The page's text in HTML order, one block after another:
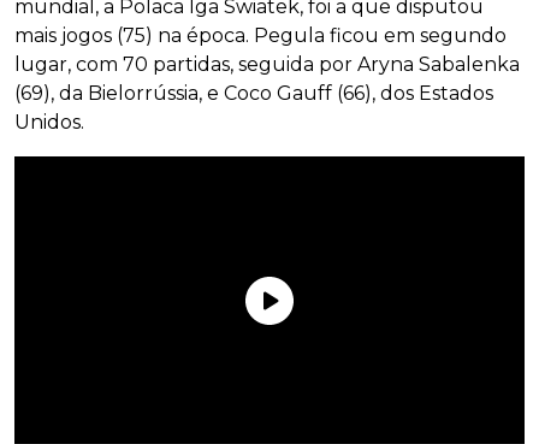
mundial, a Polaca Iga Swiatek, foi a que disputou
mais jogos (75) na época. Pegula ficou em segundo
lugar, com 70 partidas, seguida por Aryna Sabalenka
(69), da Bielorrússia, e Coco Gauff (66), dos Estados
Unidos.